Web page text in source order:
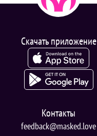
Скачать приложение
Контакты
feedback@masked.love